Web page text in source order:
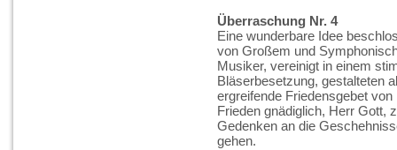
Überraschung Nr. 4
Eine wunderbare Idee
von Großem und
Musiker, vereinigt in einem
Bläserbesetzung, gestalteten
ergreifende Friedensgebet
Frieden gnädiglich, Herr Gott,
Gedenken an die
gehen.